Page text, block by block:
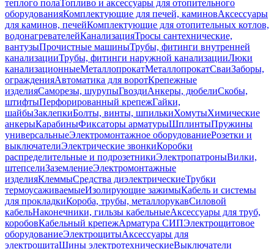
теплого полаТопливо и аксессуары для отопительного
оборудованияКомплектующие для печей, каминовАксессуары
для каминов, печейКомплектующие для отопительных котлов,
водонагревателейКанализацияТросы сантехнические,
вантузыПрочистные машиныТрубы, фитинги внутренней
канализацииТрубы, фитинги наружной канализацииЛюки
канализационныеМеталлопрокатМеталлопрокатСваиЗаборы,
огражденияАвтоматика для воротКрепежные
изделияСаморезы, шурупыГвоздиАнкеры, дюбелиСкобы,
штифтыПерфорированный крепежГайки,
шайбыЗаклепкиБолты, винты, шпилькиХомутыХимические
анкерыКарабиныФиксаторы арматурыШплинтыПружины
универсальныеЭлектромонтажное оборудованиеРозетки и
выключателиЭлектрические звонкиКоробки
распределительные и подрозетникиЭлектропатроныВилки,
штепселиЗаземлениеЭлектромонтажные
изделияКлеммыСредства диэлектрическиеТрубки
термоусаживаемыеИзолирующие зажимыКабель и системы
для прокладкиКороба, трубы, металлорукавСиловой
кабельНаконечники, гильзы кабельныеАксессуары для труб,
коробовКабельный крепежАрматура СИПЭлектрощитовое
оборудованиеЭлектрощитыАксессуары для
электрощитаШины электротехническиеВыключатели